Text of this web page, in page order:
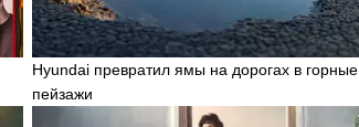
Hyundai превратил ямы на дорогах в горные
пейзажи